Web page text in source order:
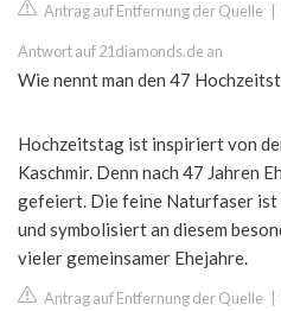
Antrag auf Entfernung der Quelle
Antwort auf 21diamonds.de an
Wie nennt man den 47
Hochzeitstag ist inspiriert von
Kaschmir. Denn nach 47 Jahren
gefeiert. Die feine Naturfaser
und symbolisiert an diesem
vieler gemeinsamer Ehejahre.
Antrag auf Entfernung der Quelle